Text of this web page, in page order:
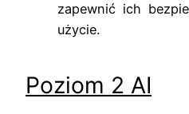
zapewnić ich
użycie.
Poziom 2 AI